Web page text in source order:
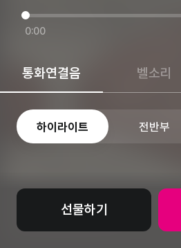
0:00
통화연결음 벨소리
하이라이트 전반부
선물하기